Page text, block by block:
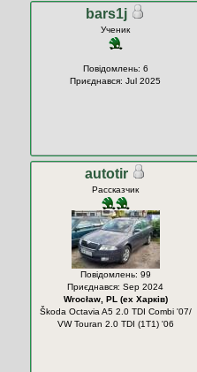
bars1j
Ученик
Повідомлень: 6
Приєднався: Jul 2025
autotir
Рассказчик
Повідомлень: 99
Приєднався: Sep 2024
Wrocław, PL (ех Харків)
Škoda Octavia A5 2.0 TDI Combi '07/
VW Touran 2.0 TDI (1T1) '06